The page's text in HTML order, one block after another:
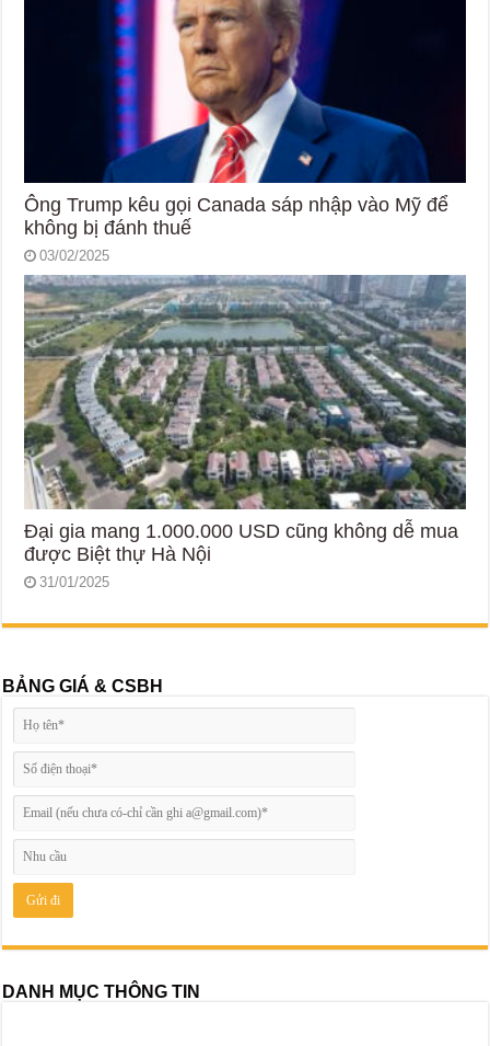
Ông Trump kêu gọi Canada sáp nhập vào Mỹ để
không bị đánh thuế
03/02/2025
Đại gia mang 1.000.000 USD cũng không dễ mua
được Biệt thự Hà Nội
31/01/2025
BẢNG GIÁ & CSBH
DANH MỤC THÔNG TIN